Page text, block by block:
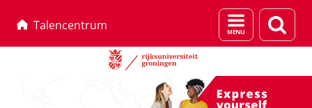
Talencentrum
Menu
en